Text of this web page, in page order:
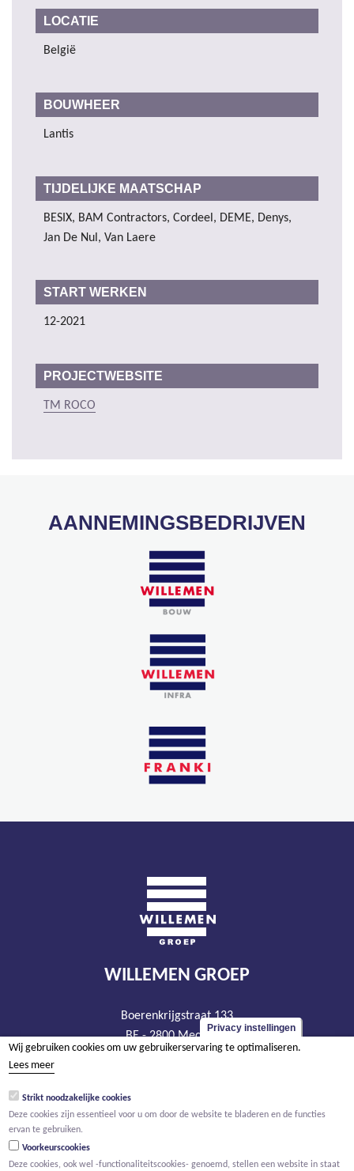
LOCATIE
België
BOUWHEER
Lantis
TIJDELIJKE MAATSCHAP
BESIX, BAM Contractors, Cordeel, DEME, Denys,
Jan De Nul, Van Laere
START WERKEN
12-2021
PROJECTWEBSITE
TM ROCO
AANNEMINGSBEDRIJVEN
WILLEMEN GROEP
Boerenkrijgstraat 133
BE - 2800 Mechelen
tel +32 15 569 965
BTW BE 0466.256.432
Privacy instellingen
Wij gebruiken cookies om uw gebruikerservaring te optimaliseren.
Lees meer
Strikt noodzakelijke cookies
Deze cookies zijn essentieel voor u om door de website te bladeren en de functies
ervan te gebruiken.
Voorkeurscookies
Deze cookies, ook wel -functionaliteitscookies- genoemd, stellen een website in staat